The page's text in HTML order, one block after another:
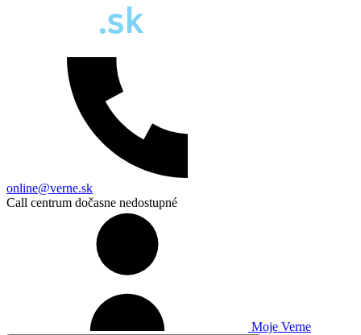
online@verne.sk
Call centrum dočasne nedostupné
Moje Verne